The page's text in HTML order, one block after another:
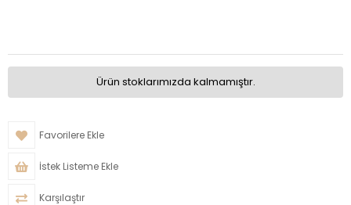
Ürün stoklarımızda kalmamıştır.
Favorilere Ekle
İstek Listeme Ekle
Karşılaştır